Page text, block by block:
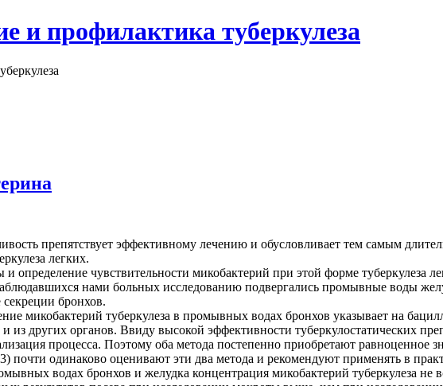
и профилактика туберкулеза
препятствует эффективному лечению и обусловливает тем самым
легких.
определение чувствительности микобактерий при этой форме туберкулеза
нами больных исследованию подвергались промывные воды
бронхов.
микобактерий туберкулеза в промывных водах бронхов указывает на
из других органов. Ввиду высокой эффективности туберкулостатических
процесса. Поэтому оба метода постепенно приобретают равноценное
одинаково оценивают эти два метода и рекомендуют применять в
водах бронхов и желудка концентрация микобактерий туберкулеза не